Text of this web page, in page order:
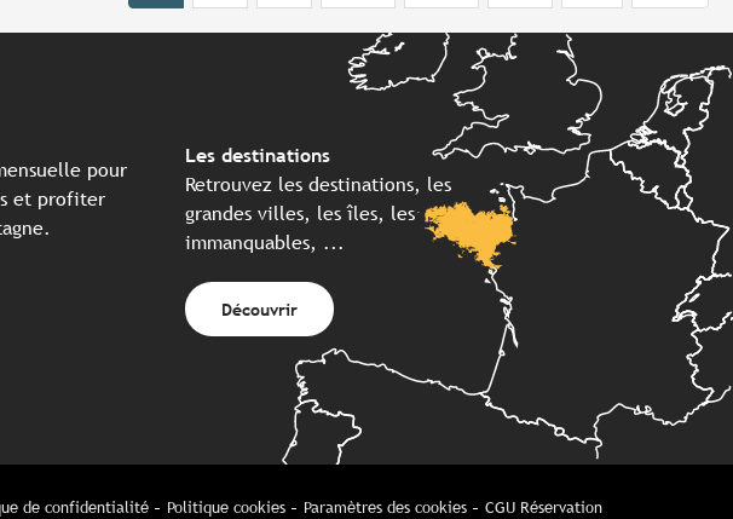
pour
et profiter
Les destinations
Retrouvez les destinations, les
grandes villes, les îles, les
immanquables, ...
Découvrir
de confidentialité Politique cookies Paramètres des cookies CGU Réservation